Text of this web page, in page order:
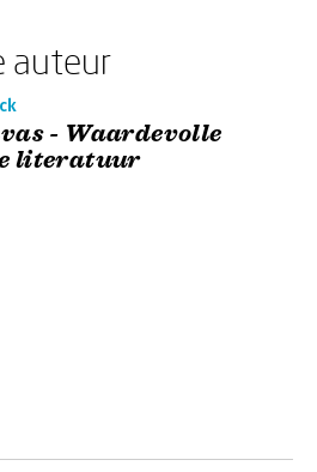
auteur
- Waardevolle
literatuur